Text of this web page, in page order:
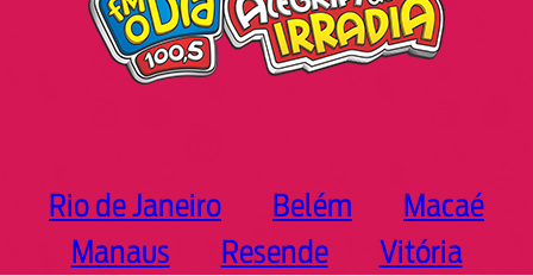
Rio de Janeiro Belém
Macaé
Manaus
Resende Vitória